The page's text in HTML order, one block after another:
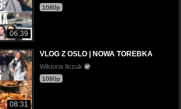
06:39
1080p
08:31
VLOG Z OSLO | NOWA TOREBKA
Wiktoria Ilczuk
1080p